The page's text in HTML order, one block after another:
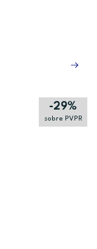
-29%
sobre PVPR